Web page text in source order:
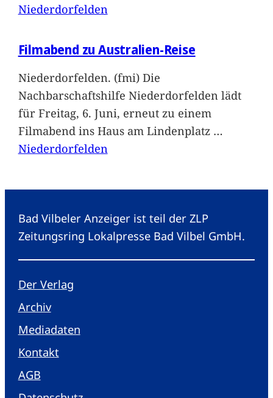
Niederdorfelden
Filmabend zu Australien-Reise
Niederdorfelden. (fmi) Die
Nachbarschaftshilfe Niederdorfelden lädt
für Freitag, 6. Juni, erneut zu einem
Filmabend ins Haus am Lindenplatz …
Niederdorfelden
Bad Vilbeler Anzeiger ist teil der ZLP
Zeitungsring Lokalpresse Bad Vilbel GmbH.
Der Verlag
Archiv
Mediadaten
Kontakt
AGB